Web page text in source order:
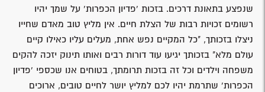
שנפצע בתאונת דרכים. בזכות 'פדיון הכפרות' על שמך יהיו
רשומים זכויות רבות של הצלת חיים. אין מליץ טוב מאדם שחייו
ניצלו בזכותך, "כל המקיים נפש אחת, מעלים עליו כאילו קיים
עולם מלא" בזכותך יגיעו עוד דורות רבים ואותו תינוק יזכה להקים
משפחה וילדים וכל זה בזכות תרומתך, בטוחים אנו שכספי 'פדיון
הכפרות' שתרמת יהיו לכם למליץ יושר לחיים טובים, ארוכים